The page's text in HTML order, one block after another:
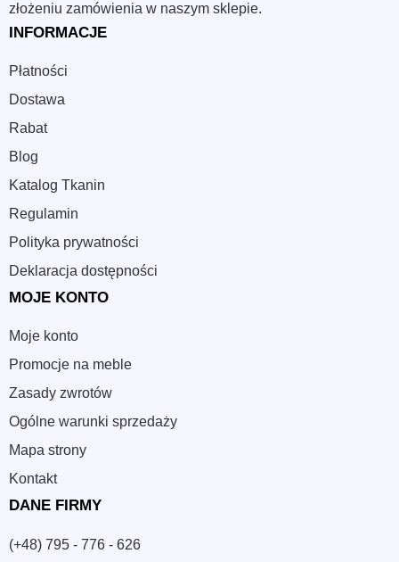
złożeniu zamówienia w naszym sklepie.
INFORMACJE
Płatności
Dostawa
Rabat
Blog
Katalog Tkanin
Regulamin
Polityka prywatności
Deklaracja dostępności
MOJE KONTO
Moje konto
Promocje na meble
Zasady zwrotów
Ogólne warunki sprzedaży
Mapa strony
Kontakt
DANE FIRMY
(+48) 795 - 776 - 626